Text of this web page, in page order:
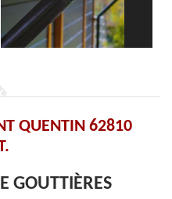
QUENTIN 62810
GOUTTIÈRES